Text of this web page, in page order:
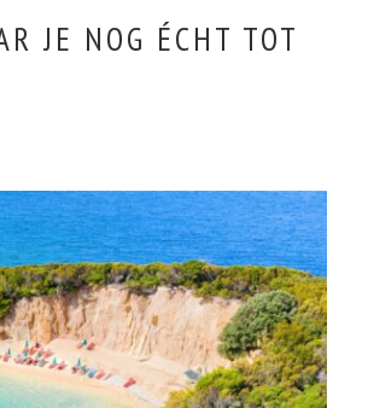
JE NOG ÉCHT TOT